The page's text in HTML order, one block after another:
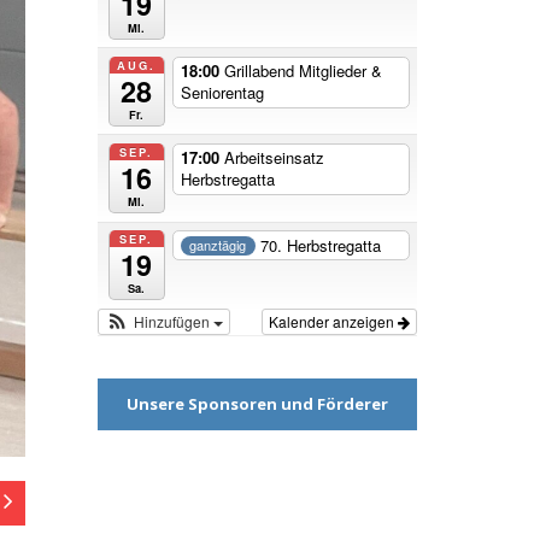
Mi.
AUG.
28
Fr.
18:00 Grillabend Mitglieder &
Seniorentag
SEP.
16
Mi.
17:00 Arbeitseinsatz
Herbstregatta
SEP.
19
Sa.
ganztägig 70. Herbstregatta
Kalender anzeigen
Hinzufügen
Unsere Sponsoren und Förderer